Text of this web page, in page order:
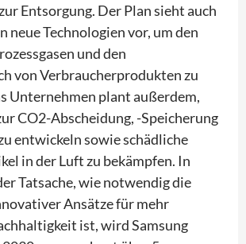
Entsorgung. Der Plan sieht auch
neue Technologien vor, um den
und den
von Verbraucherprodukten zu
Unternehmen plant außerdem,
CO2-Abscheidung, -Speicherung
entwickeln sowie schädliche
in der Luft zu bekämpfen. In
Tatsache, wie notwendig die
Ansätze für mehr
ist, wird Samsung